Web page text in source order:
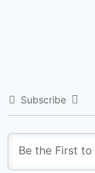
Subscribe